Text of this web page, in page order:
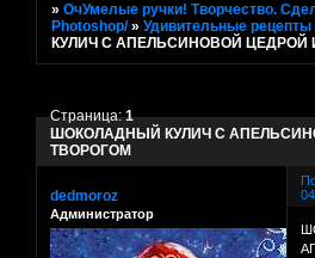
»ОчУмелые ручки! Творчество.
Photoshop/ »Удивительные
КУЛИЧ С АПЕЛЬСИНОВОЙ ЦЕДРОЙ
ШОКОЛАДНЫЙ КУЛИЧ С
ТВОРОГОМ
Страница:1
dedmoroz
Администратор